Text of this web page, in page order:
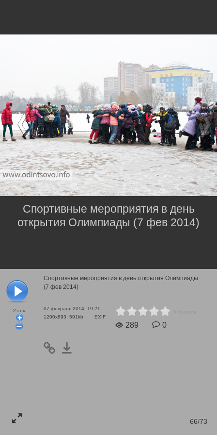
2 сек.
Спортивные мероприятия в день открытия Олимпиады
(7 фев 2014)
07 февраля 2014, 19:21
1200x893, 591kb
EXIF
289 0
66/73
Спортивные мероприятия в день
открытия Олимпиады (7 фев 2014)